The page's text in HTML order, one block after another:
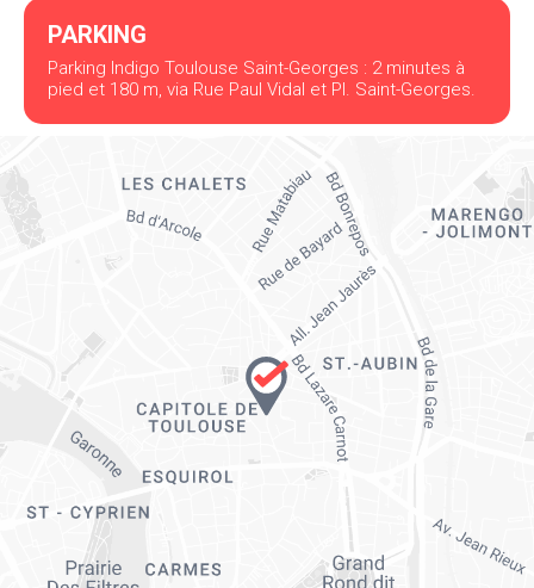
PARKING
Parking Indigo Toulouse Saint-Georges : 2 minutes à
pied et 180 m, via Rue Paul Vidal et Pl. Saint-Georges.